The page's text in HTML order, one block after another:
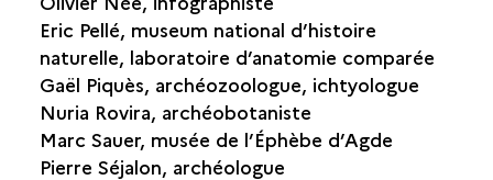
Eric Pellé, museum national d’histoire
naturelle, laboratoire d’anatomie comparée
Gaël Piquès, archéozoologue, ichtyologue
Nuria Rovira, archéobotaniste
Marc Sauer, musée de l’Éphèbe d’Agde
Pierre Séjalon, archéologue